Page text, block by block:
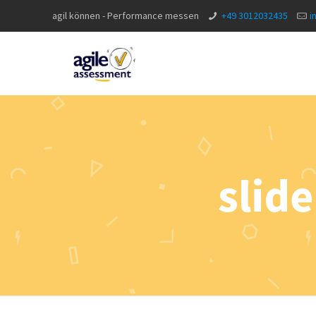
agil können - Performance messen +49 3012032435